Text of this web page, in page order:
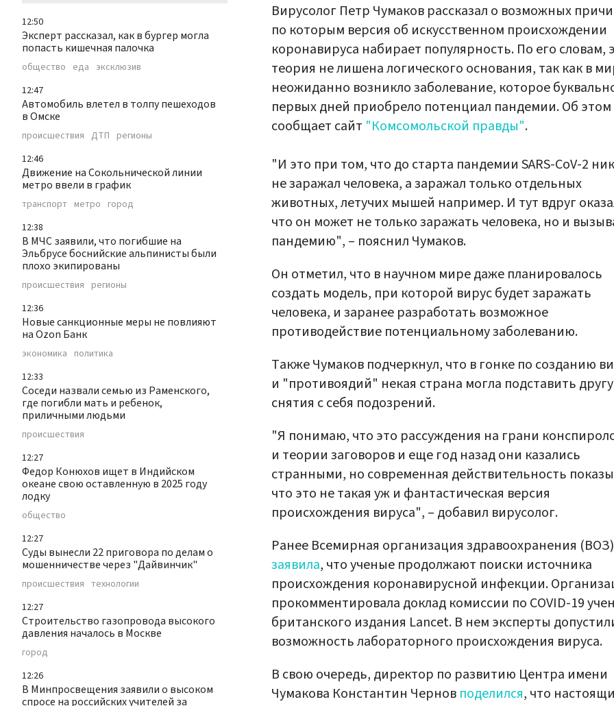
12:50
Эксперт рассказал, как в бургер могла
попасть кишечная палочка
общество еда эксклюзив
12:47
Автомобиль влетел в толпу пешеходов
в Омске
происшествия ДТП регионы
12:46
Движение на Сокольнической линии
метро ввели в график
транспорт метро город
12:38
В МЧС заявили, что погибшие на
Эльбрусе боснийские альпинисты были
плохо экипированы
происшествия регионы
12:36
Новые санкционные меры не повлияют
на Ozon Банк
экономика политика
12:33
Соседи назвали семью из Раменского,
где погибли мать и ребенок,
приличными людьми
происшествия
12:27
Федор Конюхов ищет в Индийском
океане свою оставленную в 2025 году
лодку
общество
12:27
Суды вынесли 22 приговора по делам о
мошенничестве через "Дайвинчик"
происшествия технологии
12:27
Строительство газопровода высокого
давления началось в Москве
город
12:26
В Минпросвещения заявили о высоком
спросе на российских учителей за
Вирусолог Петр Чумаков рассказал о возможных
по которым версия об искусственном происхождении
коронавируса набирает популярность. По его словам,
теория не лишена логического основания, так как в
неожиданно возникло заболевание, которое
первых дней приобрело потенциал пандемии. Об этом
сообщает сайт "Комсомольской правды".
"И это при том, что до старта пандемии SARS-CoV-2
не заражал человека, а заражал только отдельных
животных, летучих мышей например. И тут вдруг
что он может не только заражать человека, но и
пандемию", – пояснил Чумаков.
Он отметил, что в научном мире даже планировалось
создать модель, при которой вирус будет заражать
человека, и заранее разработать возможное
противодействие потенциальному заболеванию.
Также Чумаков подчеркнул, что в гонке по созданию
и "противоядий" некая страна могла подставить
снятия с себя подозрений.
"Я понимаю, что это рассуждения на грани
и теории заговоров и еще год назад они казались
странными, но современная действительность
что это не такая уж и фантастическая версия
происхождения вируса", – добавил вирусолог.
Ранее Всемирная организация здравоохранения (ВОЗ)
заявила, что ученые продолжают поиски источника
происхождения коронавирусной инфекции.
прокомментировала доклад комиссии по COVID-19
британского издания Lancet. В нем эксперты
возможность лабораторного происхождения вируса.
В свою очередь, директор по развитию Центра имени
Чумакова Константин Чернов поделился, что